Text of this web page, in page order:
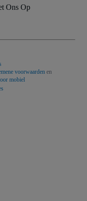
Ons Op
voorwaarden en
mobiel